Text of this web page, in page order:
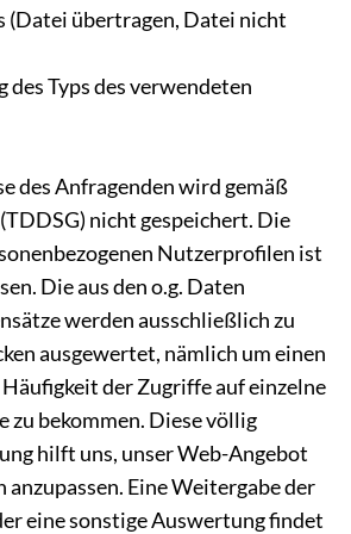
(Datei übertragen, Datei nicht
des Typs des verwendeten
des Anfragenden wird gemäß
nicht gespeichert. Die
Nutzerprofilen ist
Die aus den o.g. Daten
werden ausschließlich zu
ausgewertet, nämlich um einen
der Zugriffe auf einzelne
zu bekommen. Diese völlig
hilft uns, unser Web-Angebot
Eine Weitergabe der
eine sonstige Auswertung findet